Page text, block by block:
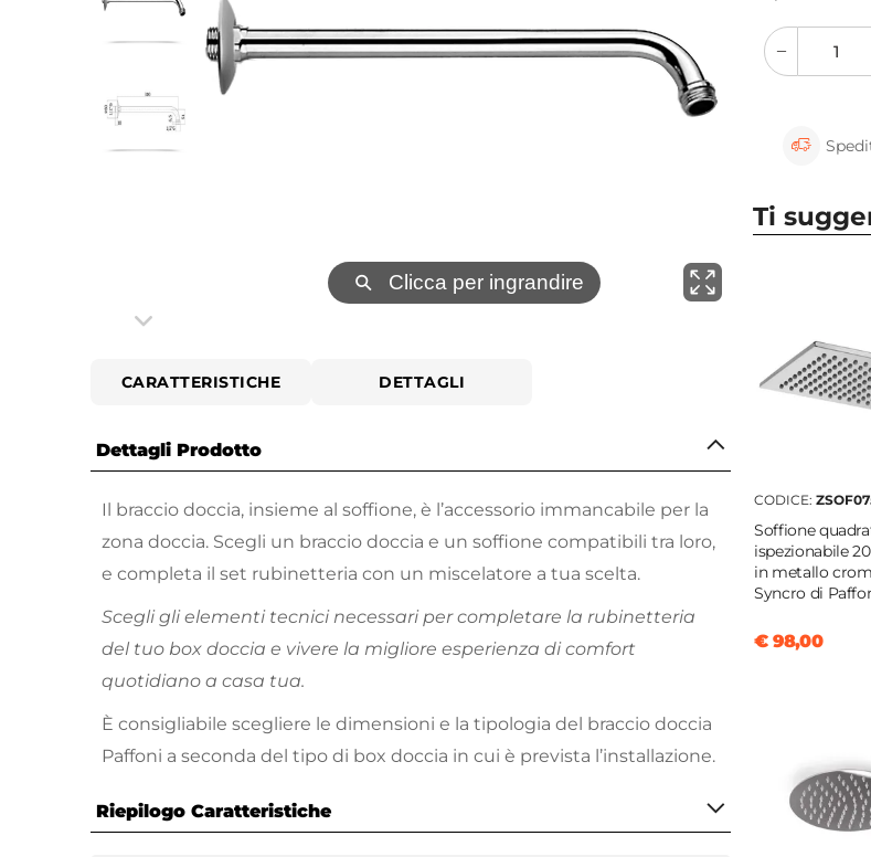
⚲ Clicca per ingrandire
CARATTERISTICHE DETTAGLI
Dettagli Prodotto
Il braccio doccia, insieme al soffione, è l’accessorio immancabile per la
zona doccia. Scegli un braccio doccia e un soffione compatibili tra loro,
e completa il set rubinetteria con un miscelatore a tua scelta.
Scegli gli elementi tecnici necessari per completare la rubinetteria
del tuo box doccia e vivere la migliore esperienza di comfort
quotidiano a casa tua.
È consigliabile scegliere le dimensioni e la tipologia del braccio doccia
Paffoni a seconda del tipo di box doccia in cui è prevista l’installazione.
Riepilogo Caratteristiche
quantity
button
Ti
CODICE:
Soffione
ispezionabile
in metallo
Syncro di
€ 98,00